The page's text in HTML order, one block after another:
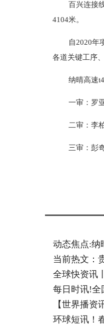
百兴连接
4104米。
自2020年
各道关键工序
纳晴高速
一审：罗
二审：李
三审：彭
动态焦点:纳
当前热文：
全球快资讯
每日时讯!全
【世界播
环球短讯！